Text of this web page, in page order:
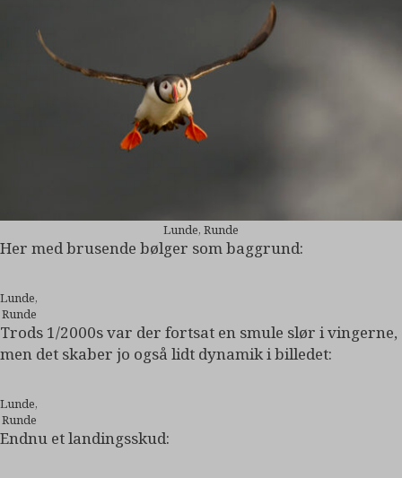
Lunde, Runde
Her med brusende bølger som baggrund:
Lunde,
Runde
Trods 1/2000s var der fortsat en smule slør i vingerne,
men det skaber jo også lidt dynamik i billedet:
Lunde,
Runde
Endnu et landingsskud: